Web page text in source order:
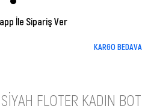
İle Sipariş Ver
KARGO BEDAVA
FLOTER KADIN BOT